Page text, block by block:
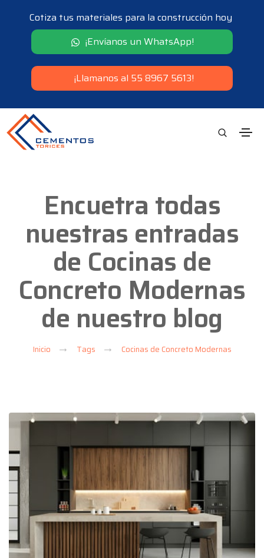
Cotiza tus materiales para la construcción hoy
¡Envíanos un WhatsApp!
¡Llamanos al 55 8967 5613!
Encuetra todas
nuestras entradas
de Cocinas de
Concreto Modernas
de nuestro blog
Inicio Tags Cocinas de Concreto Modernas